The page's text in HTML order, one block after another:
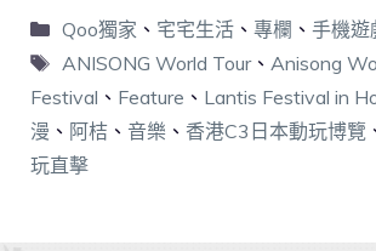
Qoo獨家 、 宅宅生活、 專欄 、 手機遊
ANISONG World Tour、 Anisong
Festival 、 Feature 、 Lantis Festival in
漫 、 阿桔 、 音樂 、 香港C3日本動玩博覽
玩直擊